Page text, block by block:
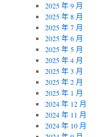
2025 年 9 月
2025 年 8 月
2025 年 7 月
2025 年 6 月
2025 年 5 月
2025 年 4 月
2025 年 3 月
2025 年 2 月
2025 年 1 月
2024 年 12 月
2024 年 11 月
2024 年 10 月